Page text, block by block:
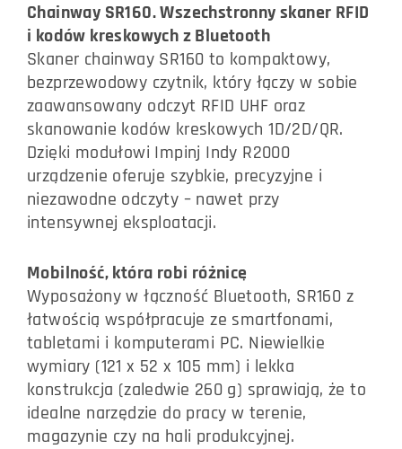
Chainway SR160. Wszechstronny skaner RFID
i kodów kreskowych z Bluetooth
Skaner chainway SR160 to kompaktowy,
bezprzewodowy czytnik, który łączy w sobie
zaawansowany odczyt RFID UHF oraz
skanowanie kodów kreskowych 1D/2D/QR.
Dzięki modułowi Impinj Indy R2000
urządzenie oferuje szybkie, precyzyjne i
niezawodne odczyty – nawet przy
intensywnej eksploatacji.
Mobilność, która robi różnicę
Wyposażony w łączność Bluetooth, SR160 z
łatwością współpracuje ze smartfonami,
tabletami i komputerami PC. Niewielkie
wymiary (121 x 52 x 105 mm) i lekka
konstrukcja (zaledwie 260 g) sprawiają, że to
idealne narzędzie do pracy w terenie,
magazynie czy na hali produkcyjnej.